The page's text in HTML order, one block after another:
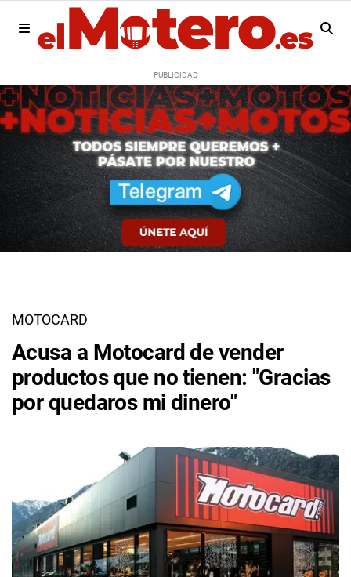
MOTOCARD
Acusa a Motocard de vender
productos que no tienen: "Gracias
por quedaros mi dinero"